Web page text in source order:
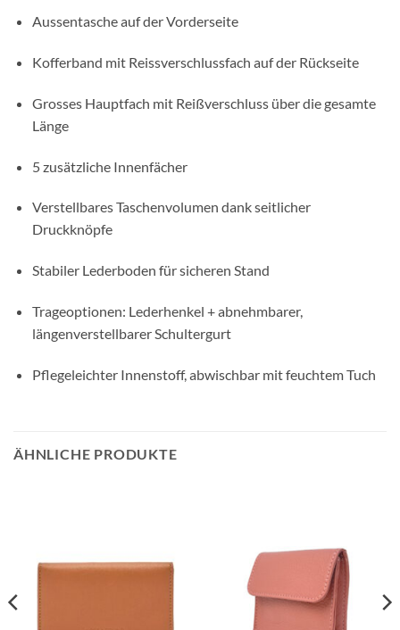
Aussentasche auf der Vorderseite
Kofferband mit Reissverschlussfach auf der Rückseite
Grosses Hauptfach mit Reißverschluss über die gesamte
Länge
5 zusätzliche Innenfächer
Verstellbares Taschenvolumen dank seitlicher
Druckknöpfe
Stabiler Lederboden für sicheren Stand
Trageoptionen: Lederhenkel + abnehmbarer,
längenverstellbarer Schultergurt
Pflegeleichter Innenstoff, abwischbar mit feuchtem Tuch
ÄHNLICHE PRODUKTE